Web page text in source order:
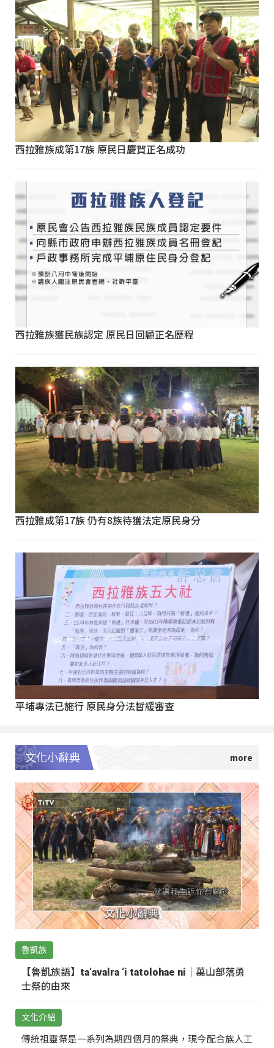
西拉雅族成第17族 原民日慶賀正名成功
西拉雅族獲民族認定 原民日回顧正名歷程
西拉雅成第17族 仍有8族待獲法定原民身分
平埔專法已施行 原民身分法暫緩審查
文化小辭典
魯凱族
【魯凱族語】ta‘avalra ‘i tatolohae ni｜萬山部落勇
士祭的由來
文化介紹
傳統祖靈祭是一系列為期四個月的祭典，現今配合族人工